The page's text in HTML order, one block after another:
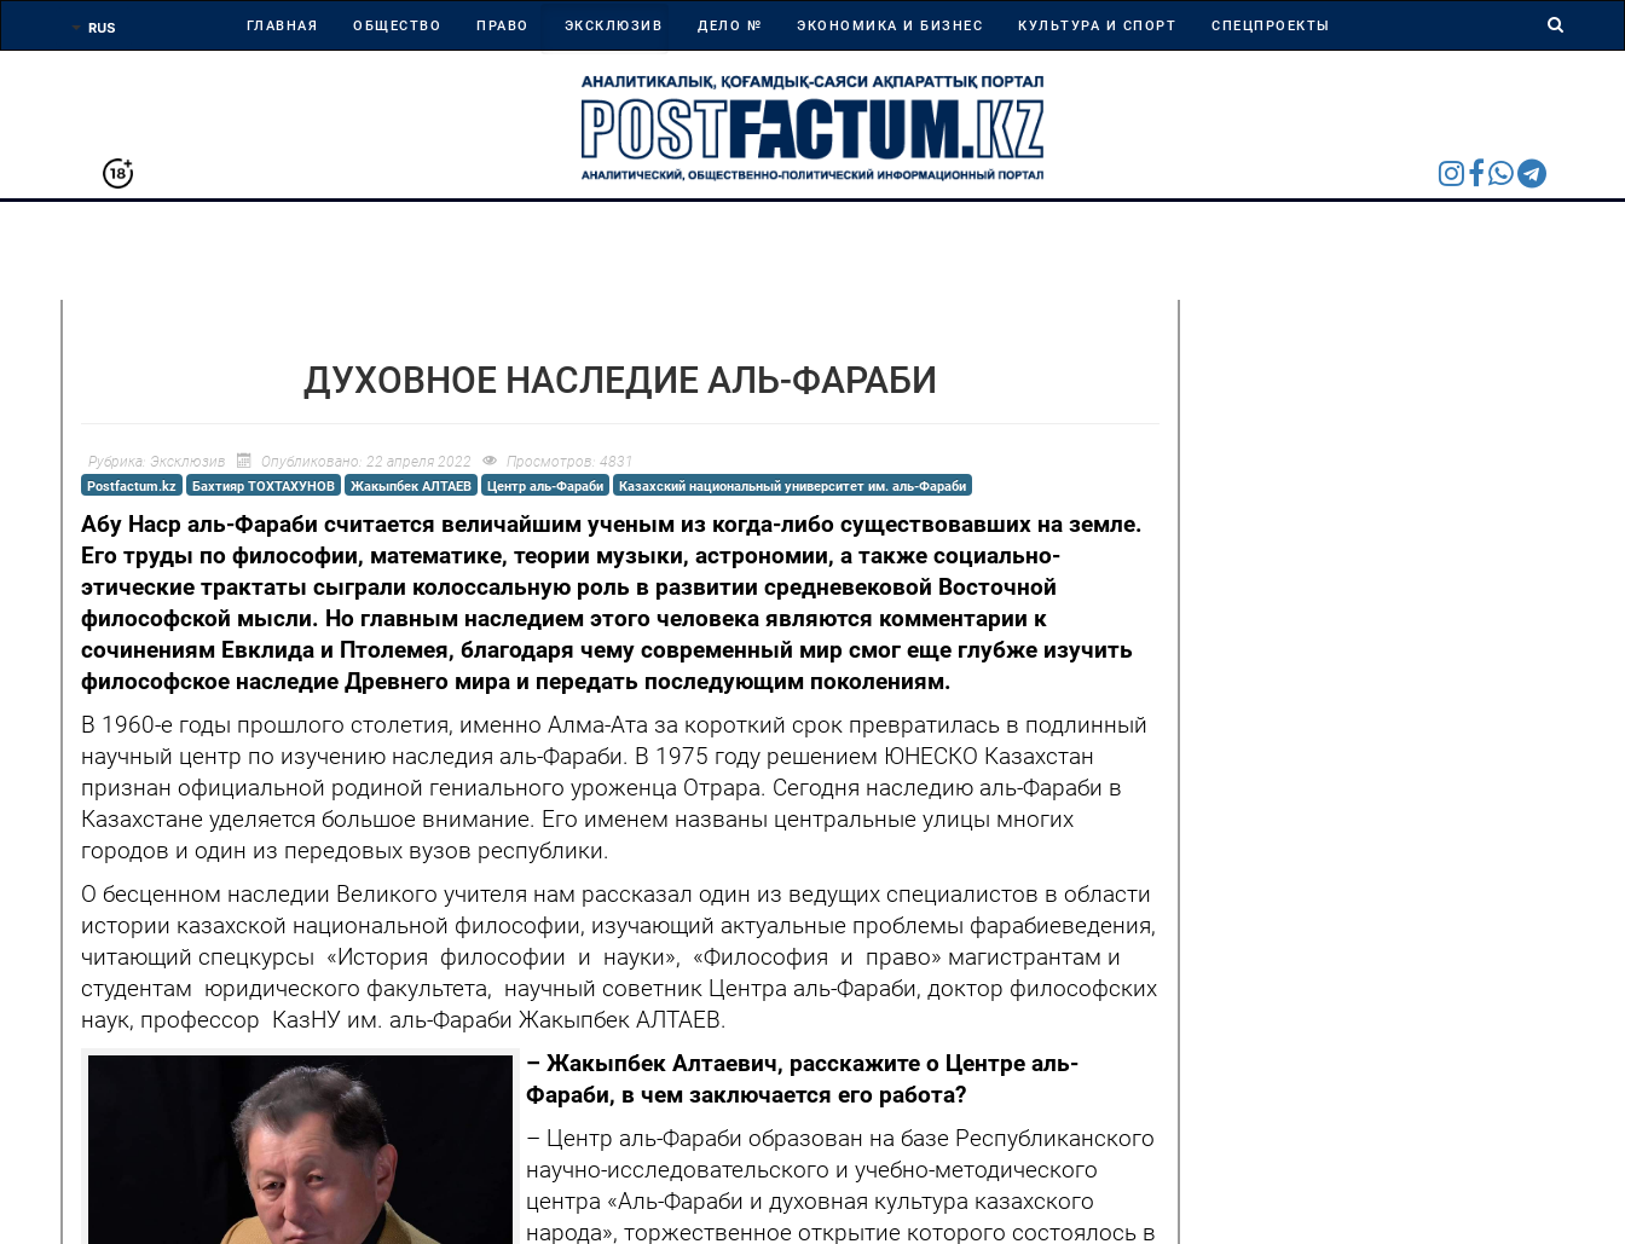
ГЛАВНАЯ ОБЩЕСТВО ПРАВО ЭКСКЛЮЗИВ ДЕЛО № ЭКОНОМИКА И БИЗНЕС КУЛЬТУРА И СПОРТ СПЕЦПРОЕКТЫ
ДУХОВНОЕ НАСЛЕДИЕ АЛЬ-ФАРАБИ
Рубрика: Эксклюзив Опубликовано: 22 апреля 2022 Просмотров: 4831
Postfactum.kz Бахтияр ТОХТАХУНОВ Жакыпбек АЛТАЕВ Центр аль-Фараби Казахский национальный университет им. аль-Фараби
Абу Наср аль-Фараби считается величайшим ученым из когда-либо существовавших на земле.
Его труды по философии, математике, теории музыки, астрономии, а также социально-
этические трактаты сыграли колоссальную роль в развитии средневековой Восточной
философской мысли. Но главным наследием этого человека являются комментарии к
сочинениям Евклида и Птолемея, благодаря чему современный мир смог еще глубже изучить
философское наследие Древнего мира и передать последующим поколениям.
В 1960-е годы прошлого столетия, именно Алма-Ата за короткий срок превратилась в подлинный
научный центр по изучению наследия аль-Фараби. В 1975 году решением ЮНЕСКО Казахстан
признан официальной родиной гениального уроженца Отрара. Сегодня наследию аль-Фараби в
Казахстане уделяется большое внимание. Его именем названы центральные улицы многих
городов и один из передовых вузов республики.
О бесценном наследии Великого учителя нам рассказал один из ведущих специалистов в области
истории казахской национальной философии, изучающий актуальные проблемы фарабиеведения,
читающий спецкурсы «История философии и науки», «Философия и право» магистрантам и
студентам юридического факультета, научный советник Центра аль-Фараби, доктор философских
наук, профессор КазНУ им. аль-Фараби Жакыпбек АЛТАЕВ.
– Жакыпбек Алтаевич, расскажите о Центре аль-
Фараби, в чем заключается его работа?
– Центр аль-Фараби образован на базе Республиканского
научно-исследовательского и учебно-методического
центра «Аль-Фараби и духовная культура казахского
народа», торжественное открытие которого состоялось в